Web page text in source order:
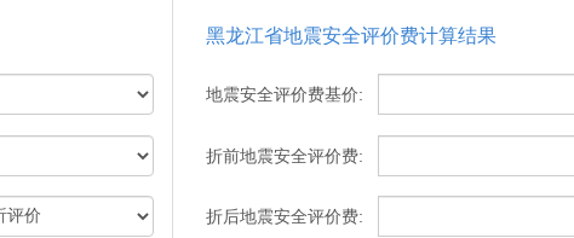
黑龙江省地震安全评价费计算结果
地震安全评价费基价:
折前地震安全评价费:
折后地震安全评价费: